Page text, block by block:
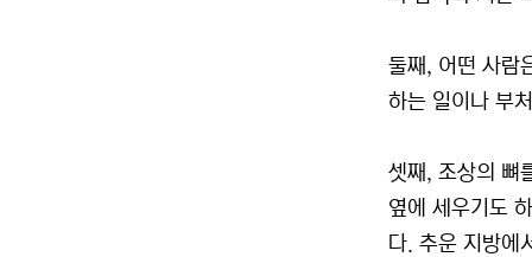
둘째, 어떤 사람
하는 일이나 부
셋째, 조상의 뼈
옆에 세우기도
다. 추운 지방에